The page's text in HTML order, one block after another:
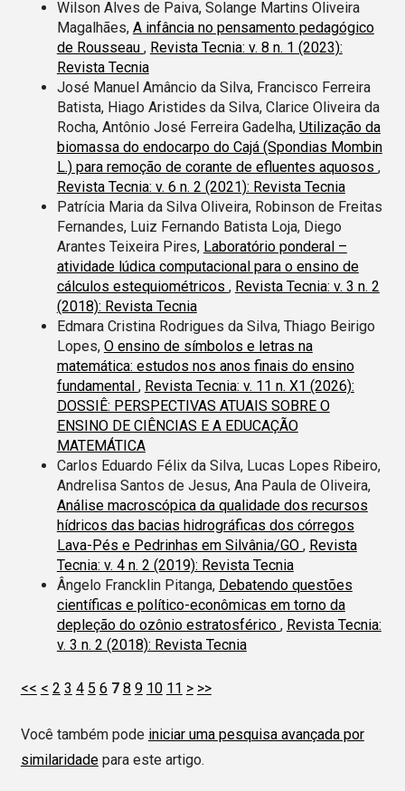
Wilson Alves de Paiva, Solange Martins Oliveira
Magalhães, A infância no pensamento pedagógico
de Rousseau , Revista Tecnia: v. 8 n. 1 (2023):
Revista Tecnia
José Manuel Amâncio da Silva, Francisco Ferreira
Batista, Hiago Aristides da Silva, Clarice Oliveira da
Rocha, Antônio José Ferreira Gadelha, Utilização da
biomassa do endocarpo do Cajá (Spondias Mombin
L.) para remoção de corante de efluentes aquosos ,
Revista Tecnia: v. 6 n. 2 (2021): Revista Tecnia
Patrícia Maria da Silva Oliveira, Robinson de Freitas
Fernandes, Luiz Fernando Batista Loja, Diego
Arantes Teixeira Pires, Laboratório ponderal –
atividade lúdica computacional para o ensino de
cálculos estequiométricos , Revista Tecnia: v. 3 n. 2
(2018): Revista Tecnia
Edmara Cristina Rodrigues da Silva, Thiago Beirigo
Lopes, O ensino de símbolos e letras na
matemática: estudos nos anos finais do ensino
fundamental , Revista Tecnia: v. 11 n. X1 (2026):
DOSSIÊ: PERSPECTIVAS ATUAIS SOBRE O
ENSINO DE CIÊNCIAS E A EDUCAÇÃO
MATEMÁTICA
Carlos Eduardo Félix da Silva, Lucas Lopes Ribeiro,
Andrelisa Santos de Jesus, Ana Paula de Oliveira,
Análise macroscópica da qualidade dos recursos
hídricos das bacias hidrográficas dos córregos
Lava-Pés e Pedrinhas em Silvânia/GO , Revista
Tecnia: v. 4 n. 2 (2019): Revista Tecnia
Ângelo Francklin Pitanga, Debatendo questões
científicas e político-econômicas em torno da
depleção do ozônio estratosférico , Revista Tecnia:
v. 3 n. 2 (2018): Revista Tecnia
<< < 2 3 4 5 6 7 8 9 10 11 > >>
Você também pode iniciar uma pesquisa avançada por
similaridadepara este artigo.